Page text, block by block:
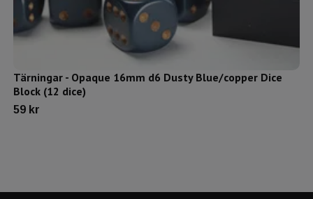
Tärningar - Opaque 16mm d6 Dusty Blue/copper Dice
Block (12 dice)
59 kr